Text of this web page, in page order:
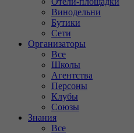
Винодельни
Бутики
Сети
Организаторы
Все
Школы
Агентства
Персоны
Клубы
Союзы
Знания
Все